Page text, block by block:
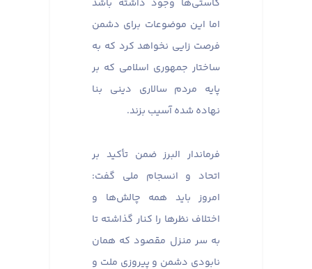
کاستی‌ها وجود داشته باشد
اما این موضوعات برای دشمن
فرصت زایی نخواهد کرد که به
ساختار جمهوری اسلامی که بر
پایه مردم سالاری دینی بنا
نهاده شده آسیب بزند.
فرماندار البرز ضمن تأکید بر
اتحاد و انسجام ملی گفت:
امروز باید همه چالش‌ها و
اختلاف نظرها را کنار گذاشته تا
به سر منزل مقصود که همان
نابودی دشمن و پیروزی ملت و